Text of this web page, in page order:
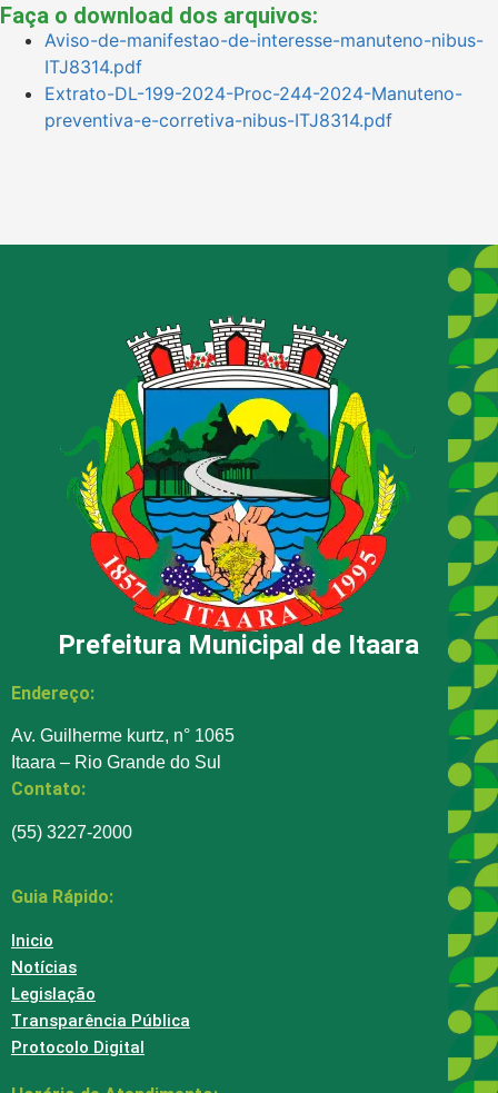
Faça o download dos arquivos:
Aviso-de-manifestao-de-interesse-manuteno-nibus-
ITJ8314.pdf
Extrato-DL-199-2024-Proc-244-2024-Manuteno-
preventiva-e-corretiva-nibus-ITJ8314.pdf
Prefeitura Municipal de Itaara
Endereço:
Av. Guilherme kurtz, n° 1065
Itaara – Rio Grande do Sul
Contato:
(55) 3227-2000
Guia Rápido:
Inicio
Notícias
Legislação
Transparência Pública
Protocolo Digital